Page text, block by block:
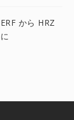
ERF から HRZ
に